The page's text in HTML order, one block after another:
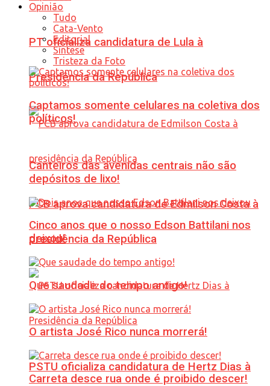
PT oficializa candidatura de Lula à
Presidência da República
PCB aprova candidatura de Edmilson Costa à
presidência da República
PSTU oficializa candidatura de Hertz Dias à
Opinião
Tudo
Cata-Vento
Editorial
Síntese
Tristeza da Foto
Captamos somente celulares na coletiva dos
políticos!
Canteiros das avenidas centrais não são
depósitos de lixo!
Cinco anos que o nosso Edson Battilani nos
deixou!
Que saudade do tempo antigo!
O artista José Rico nunca morrerá!
Carreta desce rua onde é proibido descer!